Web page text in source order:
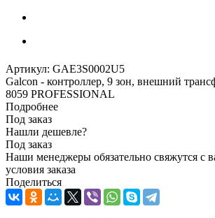
Артикул: GAE3S0002U5
Galcon - контроллер, 9 зон, внешний
8059 PROFESSIONAL
Подробнее
Под заказ
Нашли дешевле?
Под заказ
Наши менеджеры обязательно свяжутся с
условия заказа
Поделиться